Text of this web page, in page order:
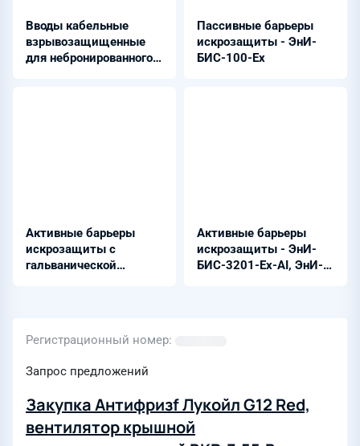
Вводы кабельные
взрывозащищенные
для небронированного
Пассивные барьеры
искрозащиты - ЭнИ-
БИС-100-Ех
Активные барьеры
искрозащиты с
гальванической
Активные барьеры
искрозащиты - ЭнИ-
БИС-3201-Ех-АI, ЭнИ-
Регистрационный номер
Запрос предложений
Закупка Антифризf Лукойл G12 Red,
вентилятор крышной